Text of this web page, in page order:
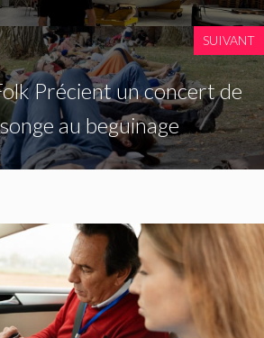
SUIVANT
Précient un concert de
au beguinage